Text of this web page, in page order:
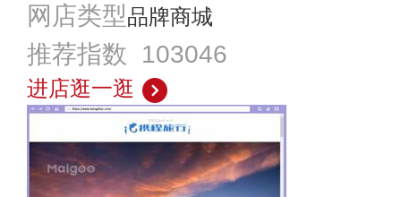
网店类型品牌商城
推荐指数 103046
进店逛一逛